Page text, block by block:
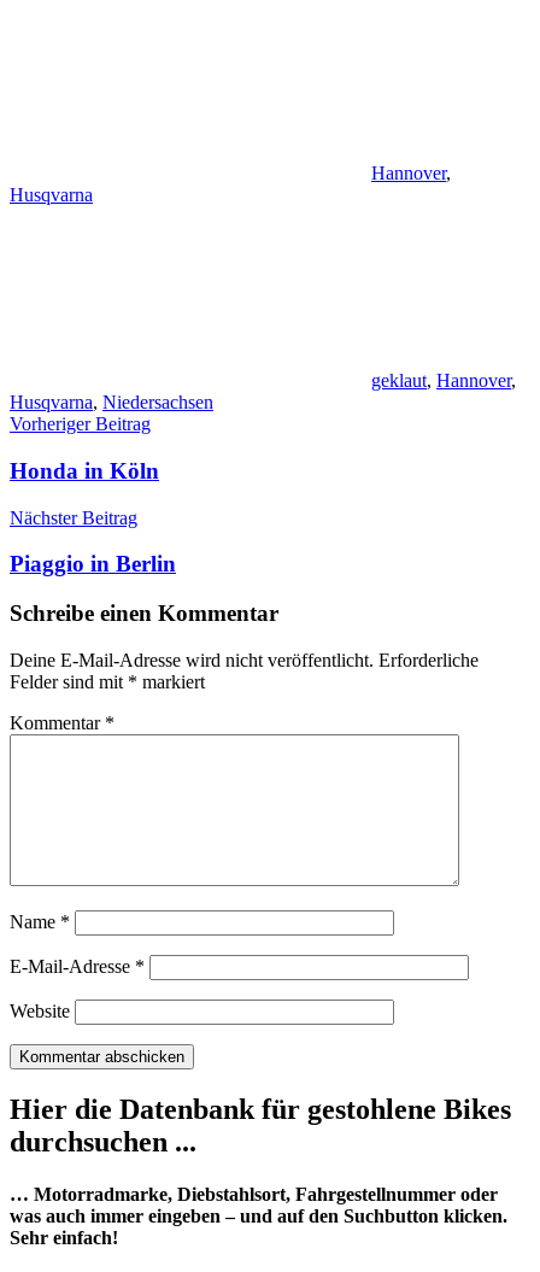
Hannover,
Husqvarna
geklaut, Hannover,
Husqvarna, Niedersachsen
Beitragsnavigation
Vorheriger Beitrag
Honda in Köln
Nächster Beitrag
Piaggio in Berlin
Schreibe einen Kommentar
Deine E-Mail-Adresse wird nicht veröffentlicht. Erforderliche
Felder sind mit * markiert
Kommentar *
Name *
E-Mail-Adresse *
Website
Hier die Datenbank für gestohlene Bikes
durchsuchen ...
… Motorradmarke, Diebstahlsort, Fahrgestellnummer oder
was auch immer eingeben – und auf den Suchbutton klicken.
Sehr einfach!